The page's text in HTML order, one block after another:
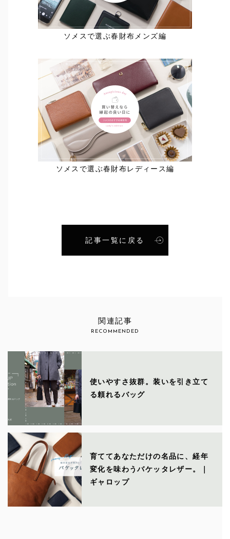
ソメスで選ぶ春財布メンズ編
ソメスで選ぶ春財布レディース編
記事一覧に戻る
関連記事
RECOMMENDED
使いやすさ抜群。装いを引き立て
る頼れるバッグ
育ててあなただけの名品に、経年
変化を味わうバケッタレザー。｜
ギャロップ